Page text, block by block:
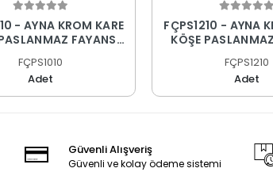
- AYNA KROM KARE
FAYANS
FÇPS1010
Adet
FÇPS1210 - AYNA
KÖŞE
FÇPS1210
Adet
Güvenli Alışveriş
Güvenli ve kolay ödeme sistemi